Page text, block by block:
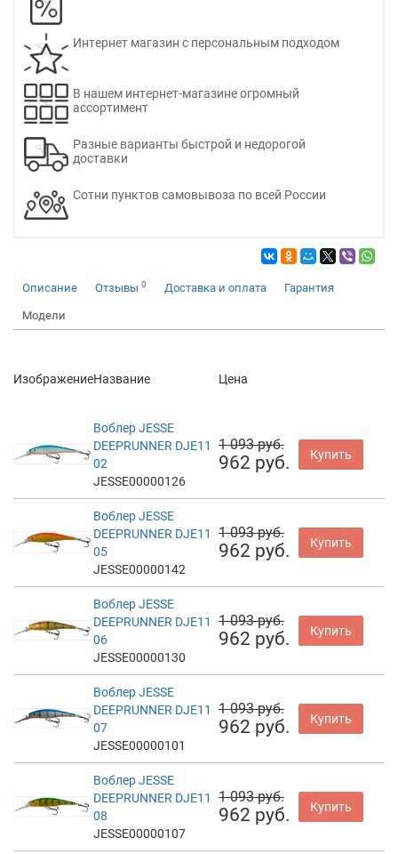
Интернет магазин с персональным подходом
В нашем интернет-магазине огромный
ассортимент
Разные варианты быстрой и недорогой
доставки
Сотни пунктов самовывоза по всей России
Описание Отзывы 0 Доставка и оплата Гарантия
Модели
ИзображениеНазвание Цена
Воблер JESSE
DEEPRUNNER DJE11
02
JESSE00000126
1 093 руб.
962 руб. Купить
Воблер JESSE
DEEPRUNNER DJE11
05
JESSE00000142
1 093 руб.
962 руб. Купить
Воблер JESSE
DEEPRUNNER DJE11
06
JESSE00000130
1 093 руб.
962 руб. Купить
Воблер JESSE
DEEPRUNNER DJE11
07
JESSE00000101
1 093 руб.
962 руб. Купить
Воблер JESSE
DEEPRUNNER DJE11
08
JESSE00000107
1 093 руб.
962 руб. Купить